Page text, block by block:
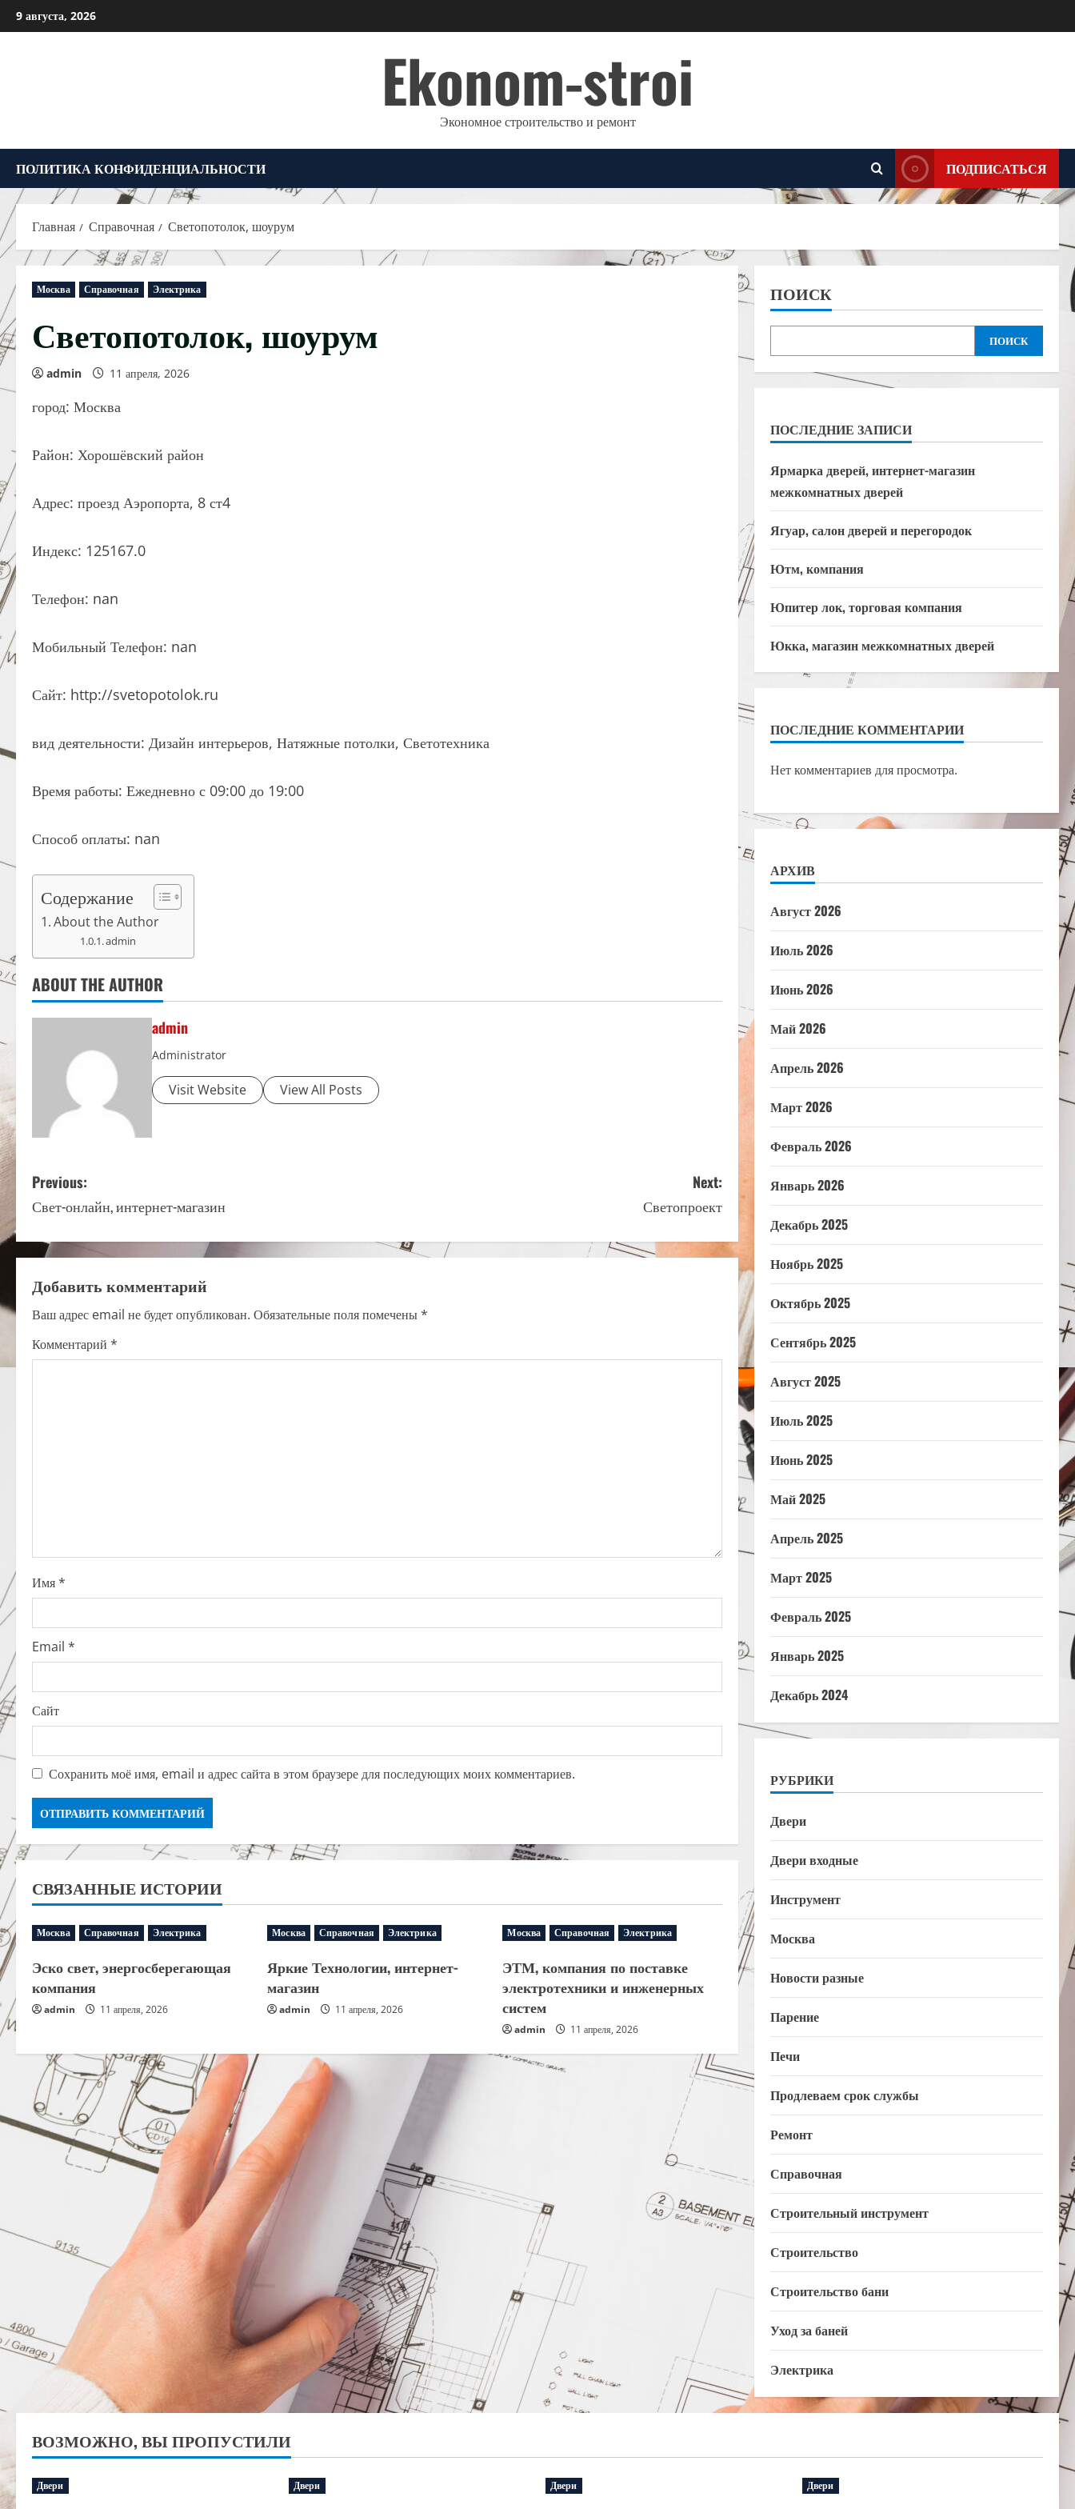
Перейти
к
9 августа, 2026
Ekonom-stroi
Экономное строительство и ремонт
ПОЛИТИКА КОНФИДЕНЦИАЛЬНОСТИ ПОДПИСАТЬСЯ
Главная Справочная Светопотолок, шоурум
Москва Справочная Электрика
Светопотолок, шоурум
admin 11 апреля, 2026
город: Москва
Район: Хорошёвский район
Адрес: проезд Аэропорта, 8 ст4
Индекс: 125167.0
Телефон: nan
Мобильный Телефон: nan
Сайт: http://svetopotolok.ru
вид деятельности: Дизайн интерьеров, Натяжные потолки, Светотехника
Время работы: Ежедневно с 09:00 до 19:00
Способ оплаты: nan
Содержание
About the Author
admin
ABOUT THE AUTHOR
admin
Administrator
Visit Website View All Posts
P
o
s
t
n
a
i
o
n
Previous:
Свет-онлайн, интернет-магазин
Next:
Светопроект
Добавить комментарий
Ваш адрес email не будет опубликован. Обязательные поля помечены*
Комментарий *
Имя*
Email *
Сайт
Сохранить моё имя, email и адрес сайта в этом браузере для последующих моих комментариев.
СВЯЗАННЫЕ ИСТОРИИ
Москва Справочная Электрика
Эско свет, энергосберегающая
компания
admin 11 апреля, 2026
Москва Справочная Электрика
Яркие Технологии, интернет-
магазин
admin 11 апреля, 2026
Москва Справочная Электрика
ЭТМ, компания по поставке
электротехники и инженерных
систем
admin 11 апреля, 2026
ПОИСК
ПОИСК
ПОСЛЕДНИЕ ЗАПИСИ
Ярмарка дверей, интернет-магазин
межкомнатных дверей
Ягуар, салон дверей и перегородок
Ютм, компания
Юпитер лок, торговая компания
Юкка, магазин межкомнатных дверей
ПОСЛЕДНИЕ КОММЕНТАРИИ
Нет комментариев для просмотра.
АРХИВ
Август 2026
Июль 2026
Июнь 2026
Май 2026
Апрель 2026
Март 2026
Февраль 2026
Январь 2026
Декабрь 2025
Ноябрь 2025
Октябрь 2025
Сентябрь 2025
Август 2025
Июль 2025
Июнь 2025
Май 2025
Апрель 2025
Март 2025
Февраль 2025
Январь 2025
Декабрь 2024
РУБРИКИ
Двери
Двери входные
Инструмент
Москва
Новости разные
Парение
Печи
Продлеваем срок службы
Ремонт
Справочная
Строительный инструмент
Строительство
Строительство бани
Уход за баней
Электрика
ВОЗМОЖНО, ВЫ ПРОПУСТИЛИ
Двери Двери Двери Двери